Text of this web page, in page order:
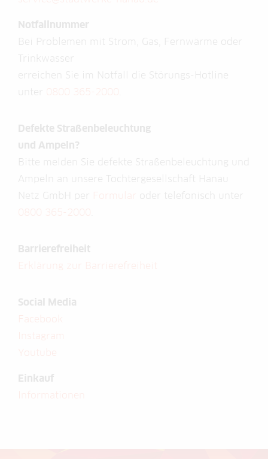
Notfallnummer
Bei Problemen mit Strom, Gas, Fernwärme oder
Trinkwasser
erreichen Sie im Notfall die Störungs-Hotline
unter
Defekte Straßenbeleuchtung
und Ampeln?
Bitte melden Sie defekte Straßenbeleuchtung und
Ampeln an unsere Tochtergesellschaft Hanau
Netz GmbH per
oder telefonisch unter
Barrierefreiheit
Social Media
Einkauf